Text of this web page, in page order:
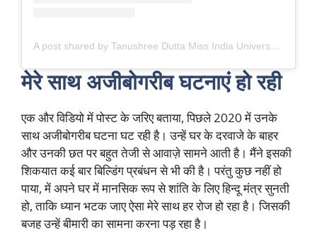
A post shared by Tanushree Dutta Miss India Universe (@iamtanushreeduttaofficial)
मेरे साथ अजीबोगरीब घटनाएं हो रही
एक और विडियो में पोस्ट के जरिए बताया, पिछले 2020 में उनके
साथ अजीबोगरीब घटना घट रही है। उन्हें घर के दरवाजे के बाहर
और उनकी छत पर बहुत तेजी से आवाज़े सामने आती है। मैंने इसकी
शिकयात कई बार बिल्डिंग प्रबंधन से भी की है। परंतु कुछ नहीं हो
पाया, में अपने घर में मानसिक रूप से शांति के लिए हिन्दू मंत्र सुनती
हो, ताकि ध्यान भटक जाए ऐसा मेरे साथ हर रोज हो रहा है। जिसकी
बजह उन्हें बीमारी का सामना करना पड़ रहा है।